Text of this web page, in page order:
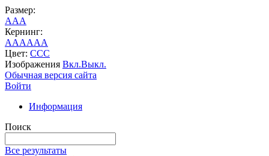
Размер:
AAA
Кернинг:
AAAAAA
Цвет: CCC
Изображения Вкл.Выкл.
Обычная версия сайта
Войти
Информация
Поиск
Все результаты